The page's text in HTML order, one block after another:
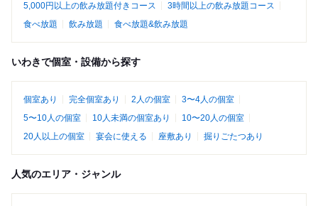
5,000円以上の飲み放題付きコース
3時間以上の飲み放題コース
食べ放題
飲み放題 食べ放題&飲み放題
いわきで個室・設備から探す
個室あり 完全個室あり 2人の個室
3〜4人の個室
5〜10人の個室
10人未満の個室あり
10〜20人の個室
20人以上の個室
宴会に使える 座敷あり 掘りごたつあり
人気のエリア・ジャンル